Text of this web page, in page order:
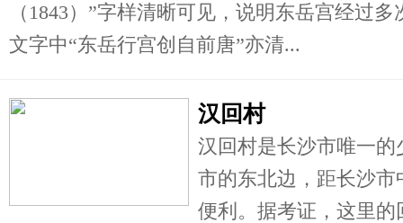
（1843）”字样清晰可见，说明东岳宫经过
文字中“东岳行宫创自前唐”亦清...
汉回村
汉回村是长沙市唯一
市的东北边，距长沙
便利。据考证，这里